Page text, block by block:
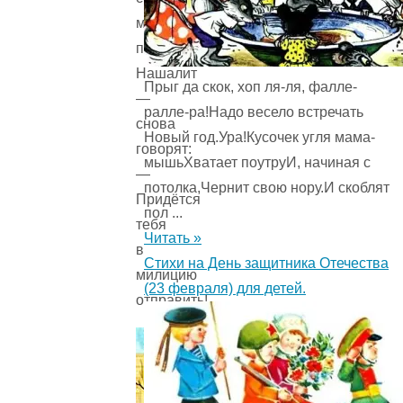
милиционер
придёт!
Нашалит
—
снова
говорят:
—
Придётся
тебя
в
милицию
отправить!
Прыг да скок, хоп ля-ля, фалле-
ралле-ра!Надо весело встречать
Новый год.Ура!Кусочек угля мама-
мышьХватает поутруИ, начиная с
потолка,Чернит свою нору.И скоблят
пол ...
Читать »
Стихи на День защитника Отечества
(23 февраля) для детей.